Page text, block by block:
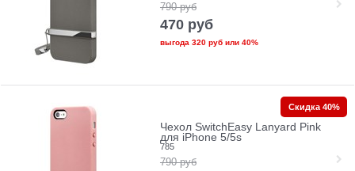
790 руб
470 руб
выгода 320 рубили 40%
Чехол SwitchEasy Lanyard Pink
для iPhone 5/5s
785
790 руб
Скидка 40%